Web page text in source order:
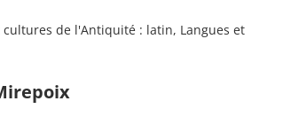
de l'Antiquité : latin, Langues et